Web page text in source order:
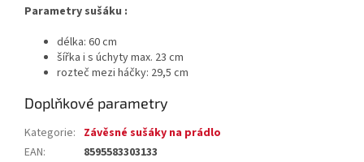
Parametry sušáku :
délka: 60 cm
šířka i s úchyty max. 23 cm
rozteč mezi háčky: 29,5 cm
Doplňkové parametry
Kategorie: Závěsné sušáky na prádlo
EAN:
8595583303133